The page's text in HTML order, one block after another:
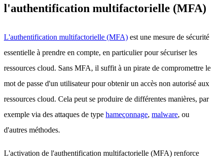
l'authentification multifactorielle (MFA)
L'authentification multifactorielle (MFA) est une mesure de sécurité
essentielle à prendre en compte, en particulier pour sécuriser les
ressources cloud. Sans MFA, il suffit à un pirate de compromettre le
mot de passe d'un utilisateur pour obtenir un accès non autorisé aux
ressources cloud. Cela peut se produire de différentes manières, par
exemple via des attaques de type hameçonnage, malware, ou
d'autres méthodes.
L'activation de l'authentification multifactorielle (MFA) renforce